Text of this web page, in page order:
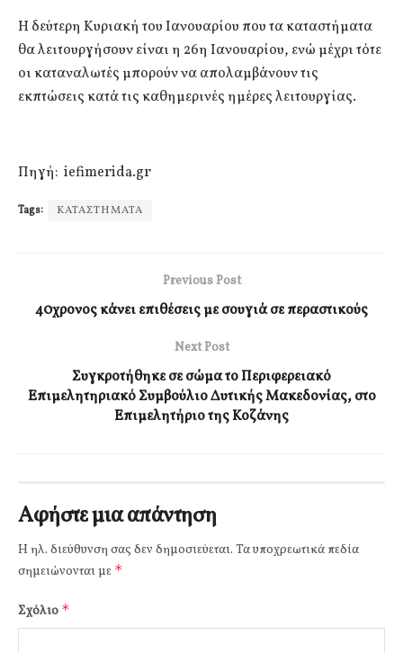
Η δεύτερη Κυριακή του Ιανουαρίου που τα καταστήματα
θα λειτουργήσουν είναι η 26η Ιανουαρίου, ενώ μέχρι τότε
οι καταναλωτές μπορούν να απολαμβάνουν τις
εκπτώσεις κατά τις καθημερινές ημέρες λειτουργίας.
Πηγή: iefimerida.gr
Tags: ΚΑΤΑΣΤΗΜΑΤΑ
Previous Post
40χρονος κάνει επιθέσεις με σουγιά σε περαστικούς
Next Post
Συγκροτήθηκε σε σώμα το Περιφερειακό
Επιμελητηριακό Συμβούλιο Δυτικής Μακεδονίας, στο
Επιμελητήριο της Κοζάνης
Αφήστε μια απάντηση
Η ηλ. διεύθυνση σας δεν δημοσιεύεται. Τα υποχρεωτικά πεδία
σημειώνονται με *
Σχόλιο *